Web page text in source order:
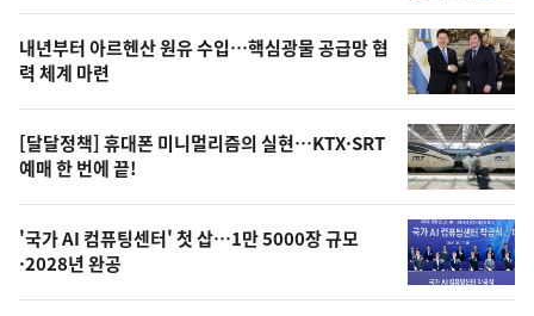
영
상
오
늘
의
사
진
내년부터 아르헨산 원유 수입…핵심광물 공급망 협
력 체계 마련
[달달정책] 휴대폰 미니멀리즘의 실현…KTX·SRT
예매 한 번에 끝!
'국가 AI 컴퓨팅센터' 첫 삽…1만 5000장 규모
·2028년 완공